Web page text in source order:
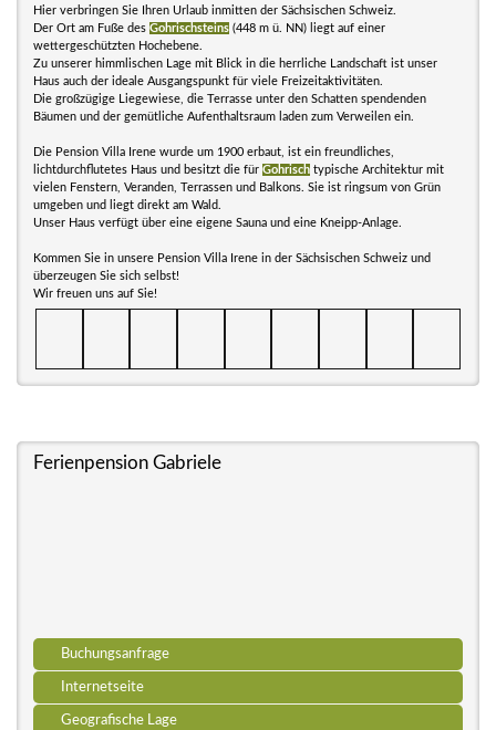
Hier verbringen Sie Ihren Urlaub inmitten der Sächsischen Schweiz.
Der Ort am Fuße des Gohrischsteins (448 m ü. NN) liegt auf einer
wettergeschützten Hochebene.
Zu unserer himmlischen Lage mit Blick in die herrliche Landschaft ist unser
Haus auch der ideale Ausgangspunkt für viele Freizeitaktivitäten.
Die großzügige Liegewiese, die Terrasse unter den Schatten spendenden
Bäumen und der gemütliche Aufenthaltsraum laden zum Verweilen ein.
Die Pension Villa Irene wurde um 1900 erbaut, ist ein freundliches,
lichtdurchflutetes Haus und besitzt die für Gohrisch typische Architektur mit
vielen Fenstern, Veranden, Terrassen und Balkons. Sie ist ringsum von Grün
umgeben und liegt direkt am Wald.
Unser Haus verfügt über eine eigene Sauna und eine Kneipp-Anlage.
Kommen Sie in unsere Pension Villa Irene in der Sächsischen Schweiz und
überzeugen Sie sich selbst!
Wir freuen uns auf Sie!
Ferienpension Gabriele
Buchungsanfrage
Internetseite
Geografische Lage